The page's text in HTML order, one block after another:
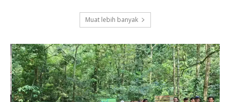
Muat lebih banyak